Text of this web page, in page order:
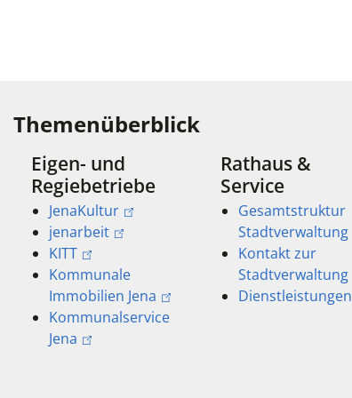
Themenüberblick
Eigen- und
Regiebetriebe
JenaKultur
jenarbeit
KITT
Kommunale
Immobilien Jena
Kommunalservice
Jena
Rathaus &
Service
Gesamtstruktur
Stadtverwaltung
Kontakt zur
Stadtverwaltung
Dienstleistungen